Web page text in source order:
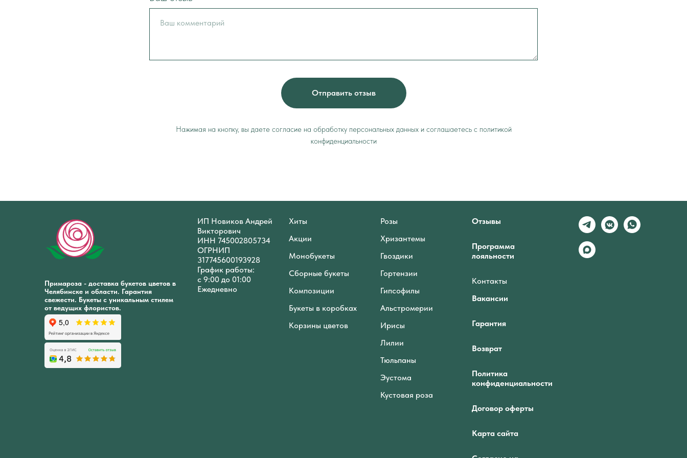
Отправить отзыв
Нажимая на кнопку, вы даете согласие на обработку персональных данных и соглашаетесь c политикой
конфиденциальности
Примароза - доставка букетов цветов в
Челябинске и области. Гарантия
свежести. Букеты с уникальным стилем
от ведущих флористов.
ИП Новиков Андрей
Викторович
ИНН 745002805734
ОГРНИП
317745600193928
График работы:
с 9:00 до 01:00
Ежедневно
Хиты
Акции
Монобукеты
Сборные букеты
Композиции
Букеты в коробках
Корзины цветов
Розы
Хризантемы
Гвоздики
Гортензии
Гипсофилы
Альстромерии
Ирисы
Лилии
Тюльпаны
Эустома
Кустовая роза
Отзывы
Программа
лояльности
Контакты
Вакансии
Гарантия
Возврат
Политика
конфиденциальности
Договор оферты
Карта сайта